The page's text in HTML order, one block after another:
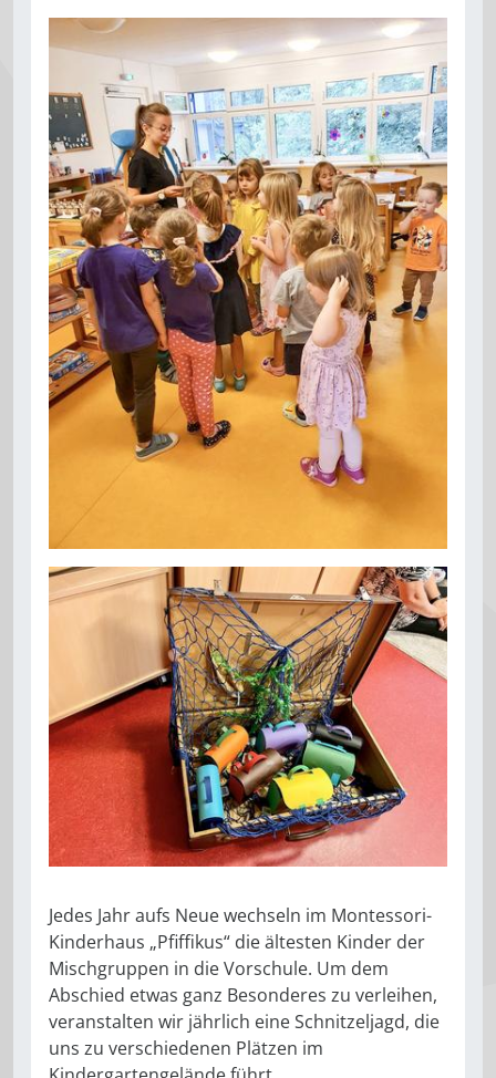
Jedes Jahr aufs Neue wechseln im Montessori-
Kinderhaus „Pfiffikus“ die ältesten Kinder der
Mischgruppen in die Vorschule. Um dem
Abschied etwas ganz Besonderes zu verleihen,
veranstalten wir jährlich eine Schnitzeljagd, die
uns zu verschiedenen Plätzen im